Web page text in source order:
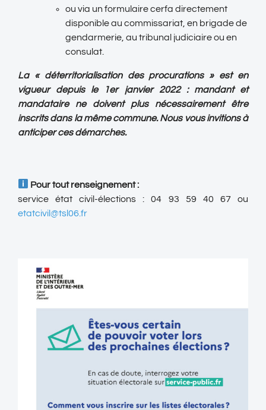
ou via un formulaire cerfa directement
disponible au commissariat, en brigade de
gendarmerie, au tribunal judiciaire ou en
consulat.
La « déterritorialisation des procurations » est en
vigueur depuis le 1er janvier 2022 : mandant et
mandataire ne doivent plus nécessairement être
inscrits dans la même commune. Nous vous invitions à
anticiper ces démarches.
Pour tout renseignement :
service état civil-élections : 04 93 59 40 67 ou
etatcivil@tsl06.fr